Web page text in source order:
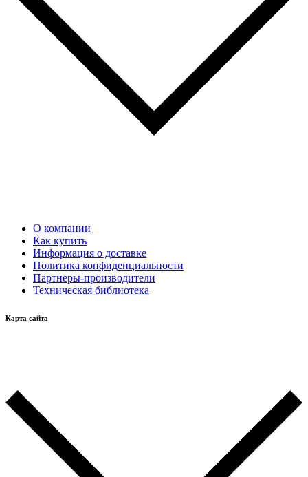
О компании
Как купить
Информация о доставке
Политика конфиденциальности
Партнеры-производители
Техническая библиотека
Карта сайта